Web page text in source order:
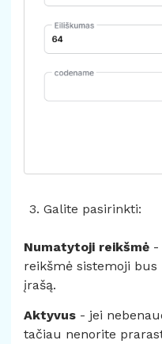
Galite pasirinkti:
Numatytoji reikšmė -
reikšmė sistemoji
įrašą.
Aktyvus - jei
tačiau nenorite